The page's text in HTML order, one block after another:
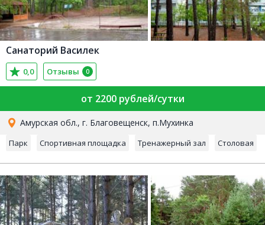
Санаторий Василек
0,0 Отзывы 0
от 2200 рублей/сутки
Амурская обл., г. Благовещенск, п.Мухинка
Парк Спортивная площадка Тренажерный зал Столовая